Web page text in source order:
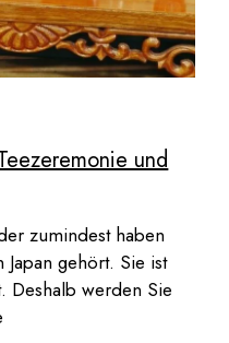
und
zumindest haben
gehört. Sie ist
Deshalb werden Sie